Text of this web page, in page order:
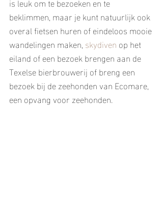
beklimmen, maar je kunt natuurlijk ook
overal fietsen huren of eindeloos mooie
wandelingen maken, skydiven op het
eiland of een bezoek brengen aan de
Texelse bierbrouwerij of breng een
bezoek bij de zeehonden van Ecomare,
een opvang voor zeehonden.